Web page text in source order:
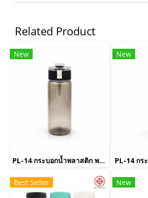
Related Product
New
PL-14 กระบอกน้ำพลาสติก พรีเมี่ยม((copy)
New
Best Seller New